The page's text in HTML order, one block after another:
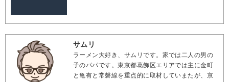
サムリ
ラーメン大好き、サムリです。家では二人の男の
子のパパです。東京都葛飾区エリアでは主に金町
と亀有と常磐線を重点的に取材していまたが、京